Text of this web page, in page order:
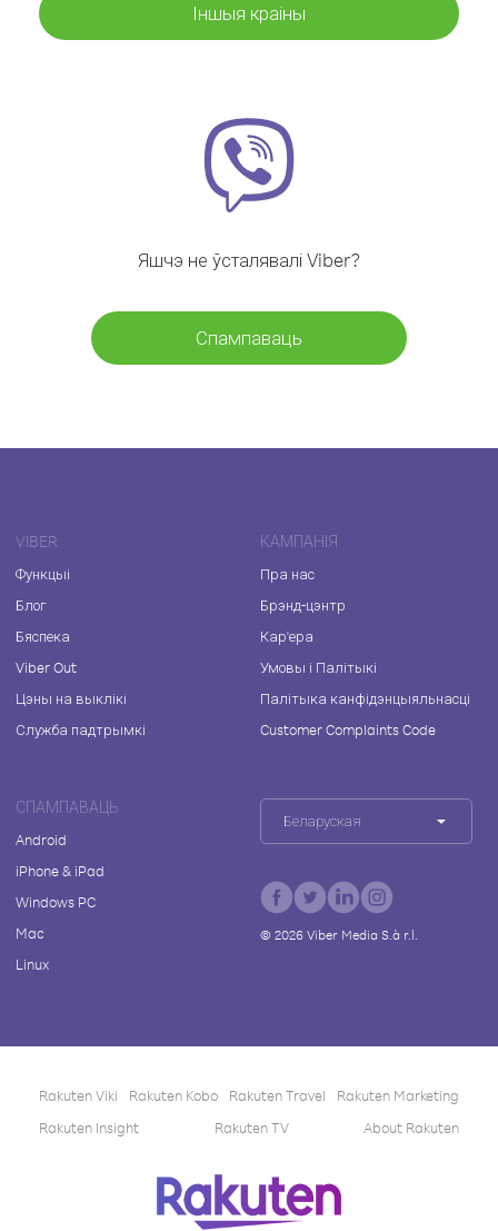
Іншыя краіны
Яшчэ не ўсталявалі Viber?
Спампаваць
VIBER
Функцыі
Блог
Бяспека
Viber Out
Цэны на выклікі
Служба падтрымкі
КАМПАНІЯ
Пра нас
Брэнд-цэнтр
Кар'ера
Умовы і Палітыкі
Палітыка канфідэнцыяльнасці
Customer Complaints Code
СПАМПАВАЦЬ
Android
iPhone & iPad
Windows PC
Mac
Linux
Беларуская
© 2026Viber Media S.à r.l.
Rakuten Viki Rakuten Kobo Rakuten Travel
Rakuten Marketing
Rakuten Insight
Rakuten TV About Rakuten